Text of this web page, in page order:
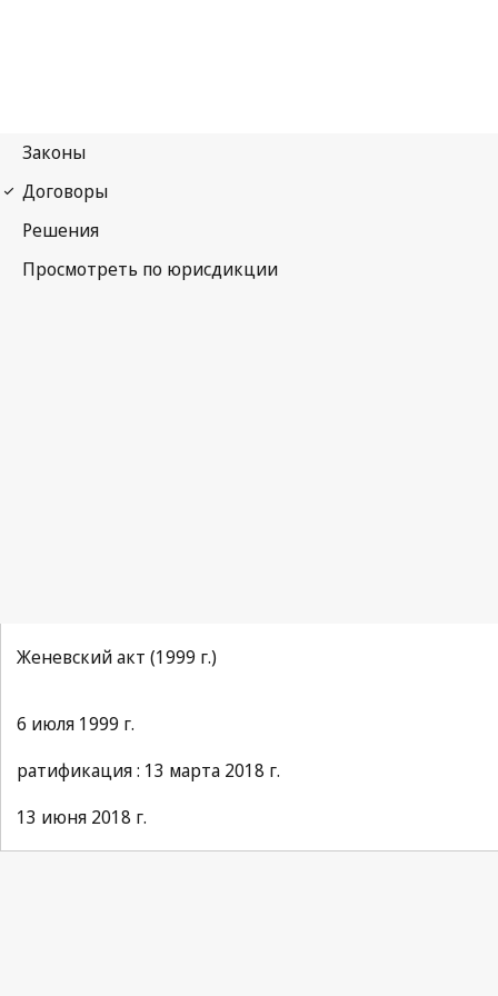
Женевский акт (1999 г.)
6 июля 1999 г.
ратификация : 13 марта 2018 г.
13 июня 2018 г.